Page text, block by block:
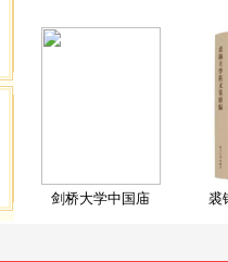
剑桥大学中国庙 裘